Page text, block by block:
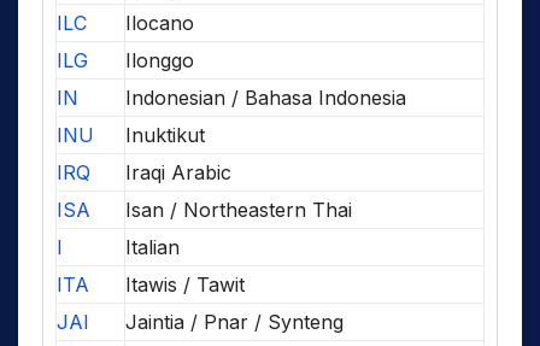
ILC
Ilocano
ILG
Ilonggo
IN
Indonesian / Bahasa Indonesia
INU
Inuktikut
IRQ
Iraqi Arabic
ISA
Isan / Northeastern Thai
I
Italian
ITA
Itawis / Tawit
JAI
Jaintia / Pnar / Synteng